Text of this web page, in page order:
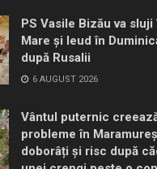
PS Vasile Bizău va sluji
Mare și Ieud în
după Rusalii
6 AUGUST 2026
Vântul puternic
probleme în
doborâți și risc după